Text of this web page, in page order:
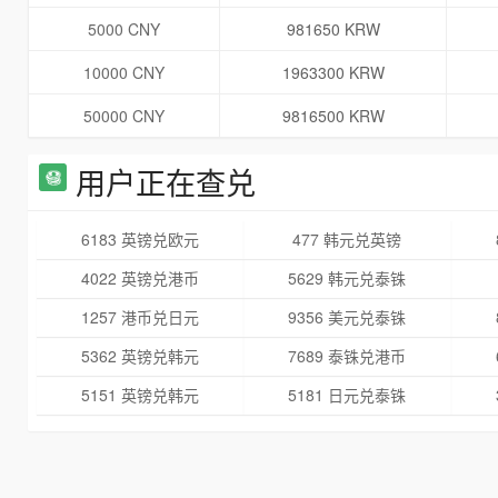
5000 CNY
981650 KRW
10000 CNY
1963300 KRW
50000 CNY
9816500 KRW
用户正在查兑
6183 英镑兑欧元 477 韩元兑英镑
4022 英镑兑港币
5629 韩元兑泰铢
1257 港币兑日元
9356 美元兑泰铢
5362 英镑兑韩元
7689 泰铢兑港币
5151 英镑兑韩元
5181 日元兑泰铢